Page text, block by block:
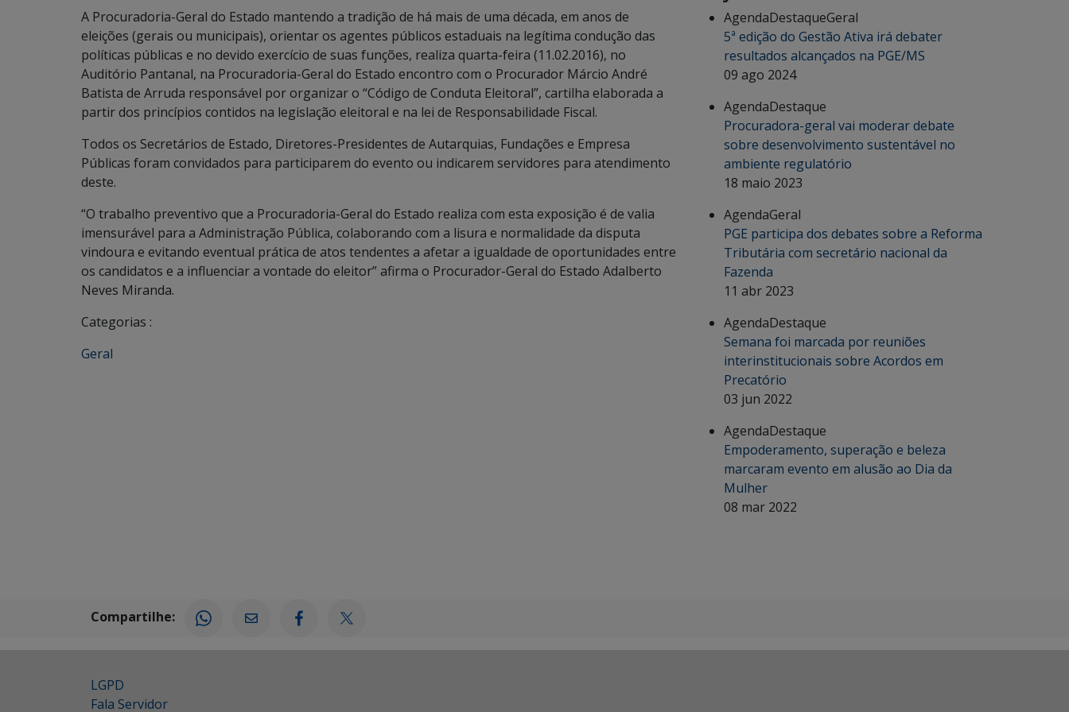
A Procuradoria-Geral do Estado mantendo a tradição de há mais de uma década, em anos de
eleições (gerais ou municipais), orientar os agentes públicos estaduais na legítima condução das
políticas públicas e no devido exercício de suas funções, realiza quarta-feira (11.02.2016), no
Auditório Pantanal, na Procuradoria-Geral do Estado encontro com o Procurador Márcio André
Batista de Arruda responsável por organizar o “Código de Conduta Eleitoral”, cartilha elaborada a
partir dos princípios contidos na legislação eleitoral e na lei de Responsabilidade Fiscal.
Todos os Secretários de Estado, Diretores-Presidentes de Autarquias, Fundações e Empresa
Públicas foram convidados para participarem do evento ou indicarem servidores para atendimento
deste.
“O trabalho preventivo que a Procuradoria-Geral do Estado realiza com esta exposição é de valia
imensurável para a Administração Pública, colaborando com a lisura e normalidade da disputa
vindoura e evitando eventual prática de atos tendentes a afetar a igualdade de oportunidades entre
os candidatos e a influenciar a vontade do eleitor” afirma o Procurador-Geral do Estado Adalberto
Neves Miranda.
Categorias :
Geral
AgendaDestaqueGeral
5ª edição do Gestão Ativa irá debater
resultados alcançados na PGE/MS
09 ago 2024
AgendaDestaque
Procuradora-geral vai moderar debate
sobre desenvolvimento sustentável no
ambiente regulatório
18 maio 2023
AgendaGeral
PGE participa dos debates sobre a Reforma
Tributária com secretário nacional da
Fazenda
11 abr 2023
AgendaDestaque
Semana foi marcada por reuniões
interinstitucionais sobre Acordos em
Precatório
03 jun 2022
AgendaDestaque
Empoderamento, superação e beleza
marcaram evento em alusão ao Dia da
Mulher
08 mar 2022
Compartilhe:
LGPD
Fala Servidor